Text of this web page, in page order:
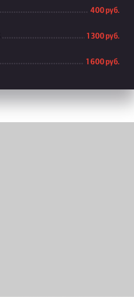
400 руб.
1 300 руб.
1 600 руб.